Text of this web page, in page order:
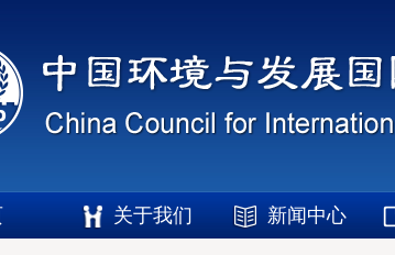
关于我们 新闻中心